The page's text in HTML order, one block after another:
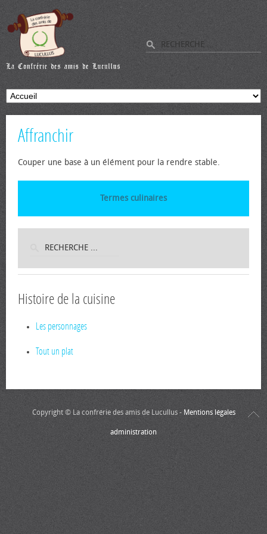
Affranchir
Couper une base à un élément pour la rendre stable.
Termes culinaires
Histoire de la cuisine
Les personnages
Tout un plat
Copyright © La confrérie des amis de Lucullus - Mentions légales
administration